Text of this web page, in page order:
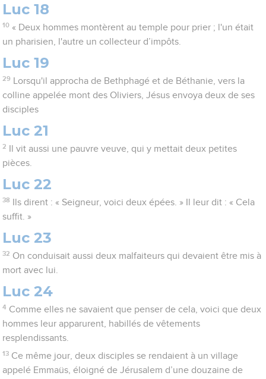
Luc 18
10 « Deux hommes montèrent au temple pour prier ; l'un était
un pharisien, l'autre un collecteur d’impôts.
Luc 19
29
Lorsqu'il approcha de Bethphagé et de Béthanie, vers la
colline appelée mont des Oliviers, Jésus envoya deux de ses
disciples
Luc 21
2
Il vit aussi une pauvre veuve, qui y mettait deux petites
pièces.
Luc 22
38
Ils dirent : « Seigneur, voici deux épées. » Il leur dit : « Cela
suffit. »
Luc 23
32 On conduisait aussi deux malfaiteurs qui devaient être mis à
mort avec lui.
Luc 24
4 Comme elles ne savaient que penser de cela, voici que deux
hommes leur apparurent, habillés de vêtements
resplendissants.
13 Ce même jour, deux disciples se rendaient à un village
appelé Emmaüs, éloigné de Jérusalem d’une douzaine de